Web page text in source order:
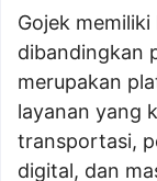
Gojek
dibandingkan
merupakan
layanan yang
transportasi,
digital, dan